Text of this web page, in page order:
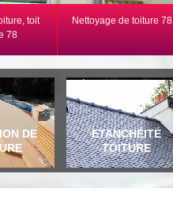
toit
78
Nettoyage de toiture 78
DE
ETANCHÉITÉ
TOITURE